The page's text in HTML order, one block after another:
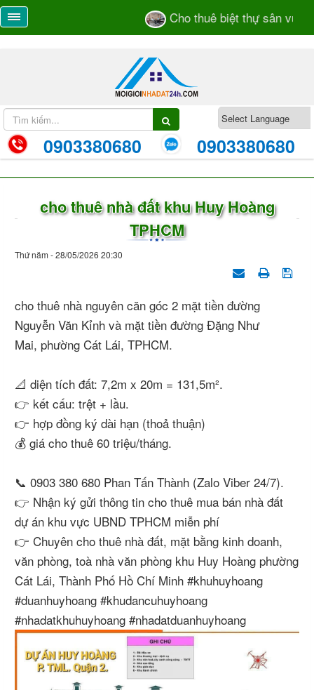
Cho thuê biệt thự sân vườn
0903380680 0903380680
cho thuê nhà đất khu Huy Hoàng
TPHCM
Thứ năm - 28/05/2026 20:30
cho thuê nhà nguyên căn góc 2 mặt tiền đường
Nguyễn Văn Kỉnh và mặt tiền đường Đặng Như
Mai, phường Cát Lái, TPHCM.
📐 diện tích đất: 7,2m x 20m = 131,5m².
👉 kết cấu: trệt + lầu.
👉 hợp đồng ký dài hạn (thoả thuận)
💰 giá cho thuê 60 triệu/tháng.
📞 0903 380 680 Phan Tấn Thành (Zalo Viber 24/7).
👉 Nhận ký gửi thông tin cho thuê mua bán nhà đất
dự án khu vực UBND TPHCM miễn phí
👉 Chuyên cho thuê nhà đất, mặt bằng kinh doanh,
văn phòng, toà nhà văn phòng khu Huy Hoàng phường
Cát Lái, Thành Phố Hồ Chí Minh #khuhuyhoang
#duanhuyhoang #khudancuhuyhoang
#nhadatkhuhuyhoang #nhadatduanhuyhoang